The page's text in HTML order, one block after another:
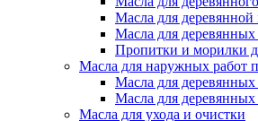
Масла для
Масла для деревянных
Пропитки и морилки
Масла для наружных работ
Масла для деревянных
Масла для деревянных
Масла для ухода и очистки